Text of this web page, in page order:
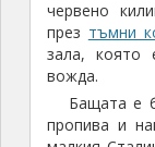
червено
през тъмни
зала, която
вожда.
Бащата е
пропива и